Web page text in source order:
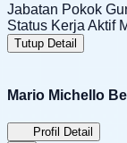
Jabatan Pokok
Status Kerja Aktif
Tutup Detail
Mario Michello
Profil Detail